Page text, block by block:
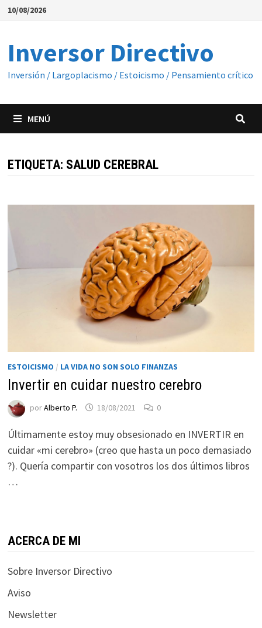
Saltar
10/08/2026
Inversor Directivo
Inversión / Largoplacismo / Estoicismo / Pensamiento crítico
MENÚ
ETIQUETA: SALUD CEREBRAL
ESTOICISMO / LA VIDA NO SON SOLO FINANZAS
Invertir en cuidar nuestro cerebro
porAlberto P. 18/08/2021 0
Últimamente estoy muy obsesionado en INVERTIR en
cuidar «mi cerebro» (creo que hasta un poco demasiado
?). Quería compartir con vosotros los dos últimos libros
…
ACERCA DE MI
Sobre Inversor Directivo
Aviso
Newsletter
Necesarias
Estas
cookies no
opcionales.
web.
Para que
podamos
mejorar la